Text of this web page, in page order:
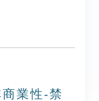
業性-禁